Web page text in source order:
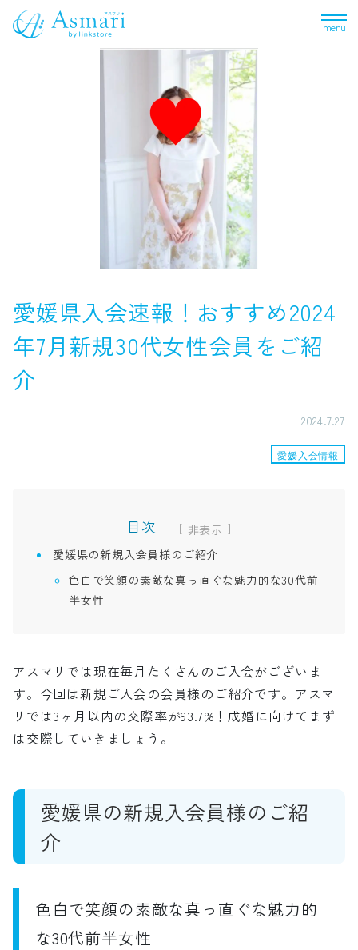
menu
愛媛県入会速報！おすすめ2024
年7月新規30代女性会員をご紹
介
2024.7.27
愛媛入会情報
目次 [
]
愛媛県の新規入会員様のご紹介
色白で笑顔の素敵な真っ直ぐな魅力的な30代前
半女性
アスマリでは現在毎月たくさんのご入会がございま
す。今回は新規ご入会の会員様のご紹介です。アスマ
リでは3ヶ月以内の交際率が93.7%！成婚に向けてまず
は交際していきましょう。
愛媛県の新規入会員様のご紹
介
色白で笑顔の素敵な真っ直ぐな魅力的
な30代前半女性